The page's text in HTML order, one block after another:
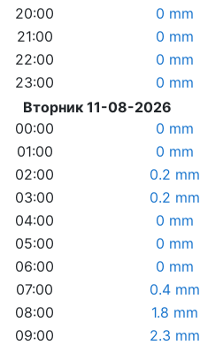
20:00
0 mm
21:00
0 mm
22:00
0 mm
23:00
0 mm
Вторник 11-08-2026
00:00
0 mm
01:00
0 mm
02:00
0.2 mm
03:00
0.2 mm
04:00
0 mm
05:00
0 mm
06:00
0 mm
07:00
0.4 mm
08:00
1.8 mm
09:00
2.3 mm